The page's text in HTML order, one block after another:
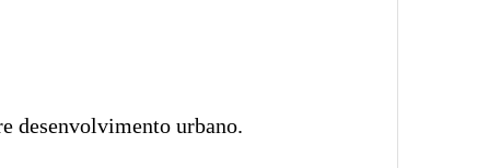
desenvolvimento urbano.